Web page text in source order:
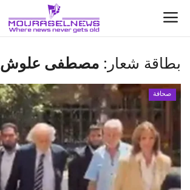
الأخبار
السعودية
اقتصاد
بطاقة شعار: مصطفى علوش
صحافة